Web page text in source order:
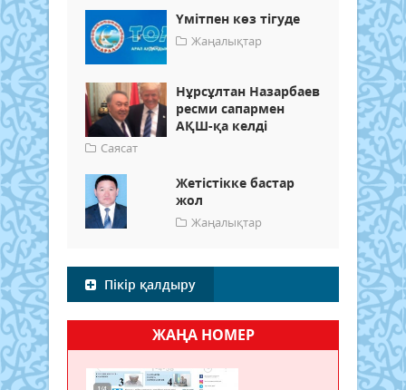
Үмітпен көз тігуде
Жаңалықтар
Нұрсұлтан Назарбаев
ресми сапармен
АҚШ-қа келді
Саясат
Жетістікке бастар
жол
Жаңалықтар
Пікір қалдыру
ЖАҢА НОМЕР